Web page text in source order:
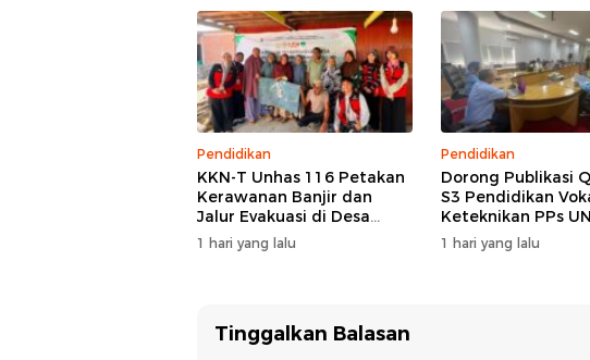
Pendidikan
KKN-T Unhas 116 Petakan
Kerawanan Banjir dan
Jalur Evakuasi di Desa
Bonto Tallasa
1 hari yang lalu
Pendidikan
Dorong Publikasi
S3 Pendidikan
Keteknikan PPs
Workshop Artikel
1 hari yang lalu
Tinggalkan Balasan